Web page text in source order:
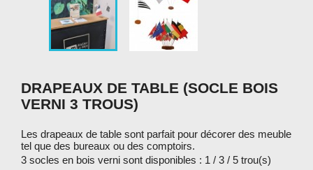
DRAPEAUX DE TABLE (SOCLE BOIS
VERNI 3 TROUS)
Les drapeaux de table sont parfait pour décorer des meuble
tel que des bureaux ou des comptoirs.
3 socles en bois verni sont disponibles : 1 / 3 / 5 trou(s)